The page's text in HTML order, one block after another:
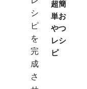
超簡
単お
やつ
レシ
ピ